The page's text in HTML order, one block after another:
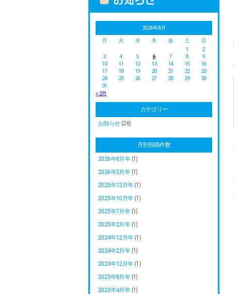
2026年8月
月
火 水 木 金 土
日
1
2
3
4 5 6 7 8
9
10
11 12 13 14 15
16
17
18 19 20 21 22
23
24
25 26 27 28 29
30
31
« 2月
カテゴリー
お知らせ(28)
月別投稿件数
2026年8月年(1)
2026年2月年(1)
2025年12月年(1)
2025年10月年(1)
2025年7月年(1)
2025年2月年(1)
2024年12月年(1)
2024年2月年(1)
2023年12月年(1)
2023年8月年(1)
2023年4月年(1)